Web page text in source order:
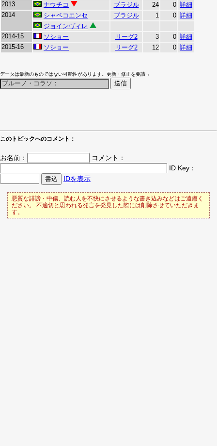
2013
ナウチコ ブラジル 24 0 詳細
2014
シャペコエンセ ブラジル 1 0 詳細
ジョインヴィレ
2014-15
ソショー リーグ2 3 0 詳細
2015-16
ソショー リーグ2 12 0 詳細
データは最新のものではない可能性があります。更新・修正を要請→
このトピックへのコメント：
お名前：
コメント：
ID Key：
IDを表示
悪質な誹謗・中傷、読む人を不快にさせるような書き込みなどはご遠慮く
ださい。 不適切と思われる発言を発見した際には削除させていただきま
す。